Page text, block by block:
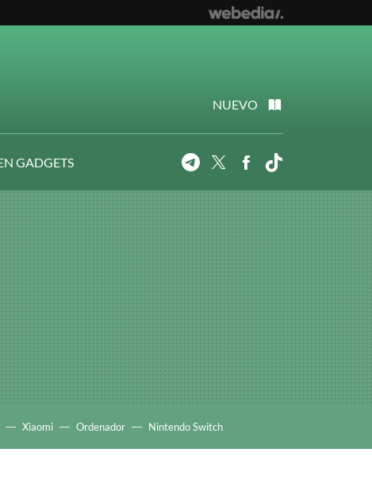
NUEVO
GADGETS
TelegramTwitterFacebook
Xiaomi Ordenador Nintendo Switch